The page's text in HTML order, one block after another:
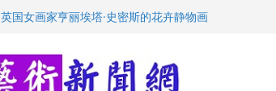
英国女画家亨丽埃塔·史密斯的花卉静物画
苏方 ：“字”得其乐
“梵心”归处：一场展览 连着攀枝花的千里乡愁